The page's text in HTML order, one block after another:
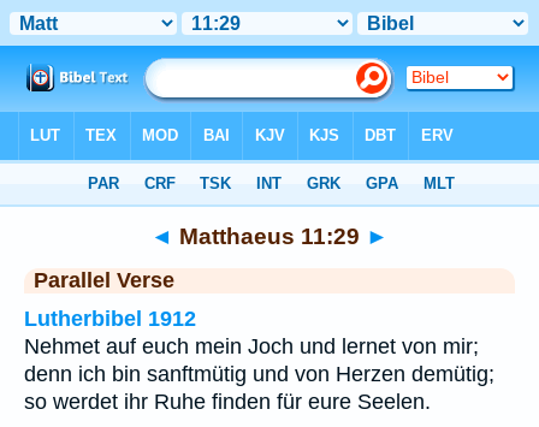
◄ Matthaeus 11:29 ►
Parallel Verse
Lutherbibel 1912
Nehmet auf euch mein Joch und lernet von mir;
denn ich bin sanftmütig und von Herzen demütig;
so werdet ihr Ruhe finden für eure Seelen.